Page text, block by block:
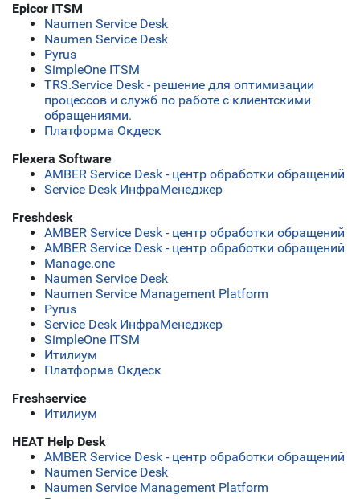
Epicor ITSM
Naumen Service Desk
Naumen Service Desk
Pyrus
SimpleOne ITSM
TRS.Service Desk - решение для оптимизации
процессов и служб по работе с клиентскими
обращениями.
Платформа Окдеск
Flexera Software
AMBER Service Desk - центр обработки обращений
Service Desk ИнфраМенеджер
Freshdesk
AMBER Service Desk - центр обработки обращений
AMBER Service Desk - центр обработки обращений
Manage.one
Naumen Service Desk
Naumen Service Management Platform
Pyrus
Service Desk ИнфраМенеджер
SimpleOne ITSM
Итилиум
Платформа Окдеск
Freshservice
Итилиум
HEAT Help Desk
AMBER Service Desk - центр обработки обращений
Naumen Service Desk
Naumen Service Management Platform